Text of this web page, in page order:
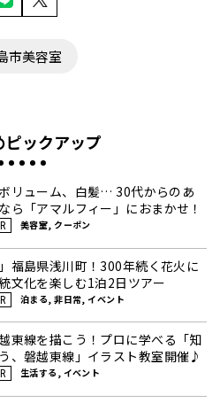
市美容室
ピックアップ
リューム、白髪… 30代からのあ
ら「アマルフィー」におまかせ！
美容室, クーポン
」福島県浅川町！300年続く花火に
文化を楽しむ1泊2日ツアー
泊まる, 非日常, イベント
東線を描こう！プロに学べる「知
、磐越東線」イラスト教室開催♪
生活する, イベント